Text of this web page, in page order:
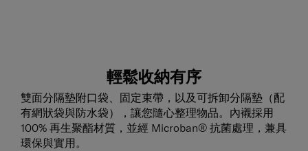
輕鬆收納有序
雙面分隔墊附口袋、固定束帶，以及可拆卸分隔墊（配
有網狀袋與防水袋），讓您隨心整理物品。內襯採用
100% 再生聚酯材質，並經 Microban® 抗菌處理，兼具
環保與實用。